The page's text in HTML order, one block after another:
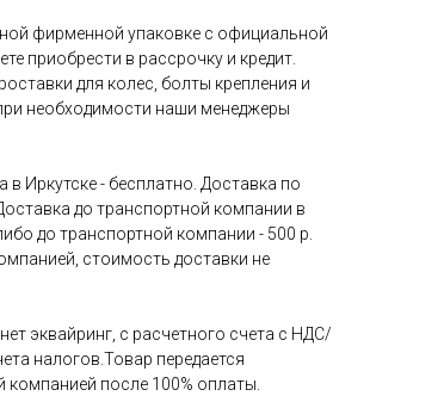
фирменной упаковке с официальной
приобрести в рассрочку и кредит.
для колес, болты крепления и
необходимости наши менеджеры
Иркутске - бесплатно. Доставка по
до транспортной компании в
до транспортной компании - 500 р.
стоимость доставки не
эквайринг, с расчетного счета с НДС/
налогов.Товар передается
компанией после 100% оплаты.